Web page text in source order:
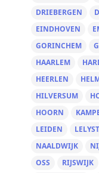
DRIEBERGEN
EINDHOVEN
GORINCHEM
HAARLEM
HEERLEN
HILVERSUM
HOORN
LEIDEN
NAALDWIJK
OSS
RIJSWIJK